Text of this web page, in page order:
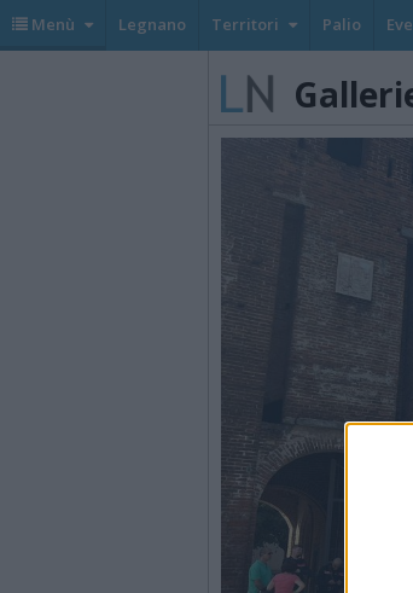
Menù Legnano Territori Palio